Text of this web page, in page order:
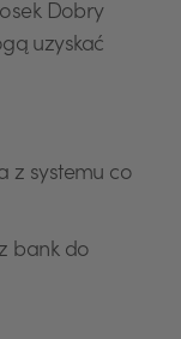
Dobry
uzyskać
z systemu co
bank do